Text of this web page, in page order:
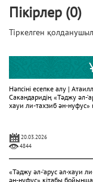
Пікірлер (0)
Тіркелген
Нәпсіні есепке алу |
Сакандаридің «Тәджу әл-
хауи ли-тахзиб ән-нуфус»
20.03.2026
4844
«Тәджу әл-‘арус әл-хауи
ән-нуфус» кітабы